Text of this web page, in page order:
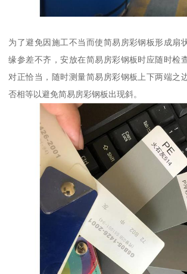
为了避免因施工不当而使简易房彩钢板形成扇
缘参差不齐，安放在简易房彩钢板时应随时检
对正恰当，随时测量简易房彩钢板上下两端之
否相等以避免简易房彩钢板出现斜。